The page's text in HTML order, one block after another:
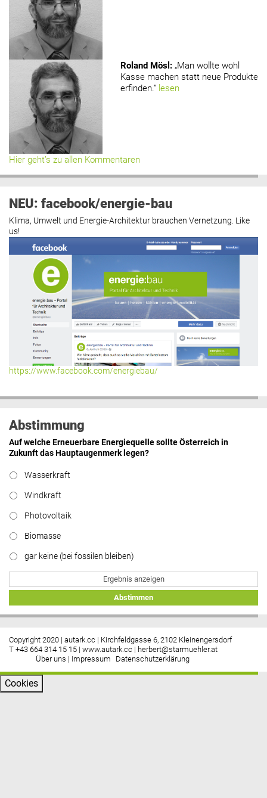
Roland Mösl : „Man wollte wohl
Kasse machen statt neue Produkte
erfinden.“ lesen
Hier geht’s zu allen Kommentaren
NEU: facebook/energie-bau
Klima, Umwelt und Energie-Architektur brauchen Vernetzung. Like
us!
https://www.facebook.com/energiebau/
Abstimmung
Auf welche Erneuerbare Energiequelle sollte Österreich in
Zukunft das Hauptaugenmerk legen?
Wasserkraft
Windkraft
Photovoltaik
Biomasse
gar keine (bei fossilen bleiben)
Ergebnis anzeigen
Abstimmen
Copyright 2020 | autark.cc | Kirchfeldgasse 6, 2102 Kleinengersdorf
T +43 664 314 15 15 | www.autark.cc | herbert@starmuehler.at
Über uns | Impressum Datenschutzerklärung
Cookies